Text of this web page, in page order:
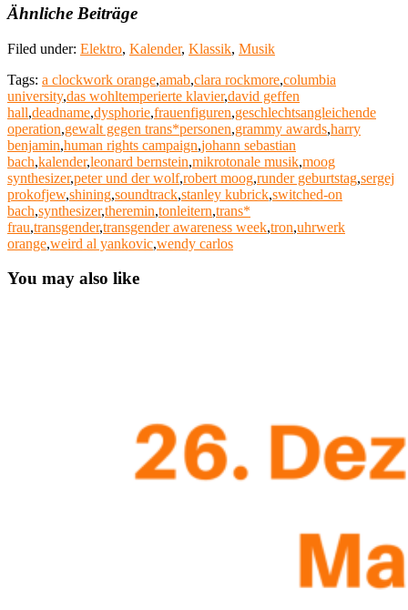
Ähnliche Beiträge
Filed under: Elektro, Kalender, Klassik, Musik
Tags: a clockwork orange,amab,clara rockmore,columbia
university,das wohltemperierte klavier,david geffen
hall,deadname,dysphorie,frauenfiguren,geschlechtsangleichende
operation,gewalt gegen trans*personen,grammy awards,harry
benjamin,human rights campaign,johann sebastian
bach,kalender,leonard bernstein,mikrotonale musik,moog
synthesizer,peter und der wolf,robert moog,runder geburtstag,sergej
prokofjew,shining,soundtrack,stanley kubrick,switched-on
bach,synthesizer,theremin,tonleitern,trans*
frau,transgender,transgender awareness week,tron,uhrwerk
orange,weird al yankovic,wendy carlos
You may also like